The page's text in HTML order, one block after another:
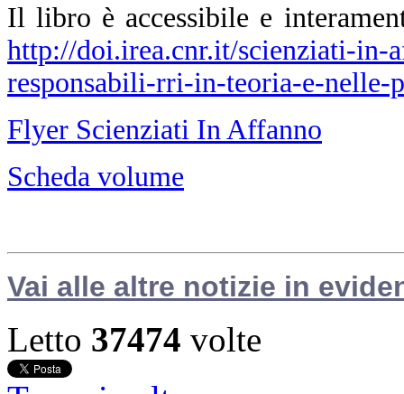
Il libro è accessibile e
http://doi.irea.cnr.it/scienziati-in-
responsabili-rri-in-teoria-e-nelle-
Flyer Scienziati In Affanno
Scheda volume
Vai alle altre notizie in
Letto 37474 volte